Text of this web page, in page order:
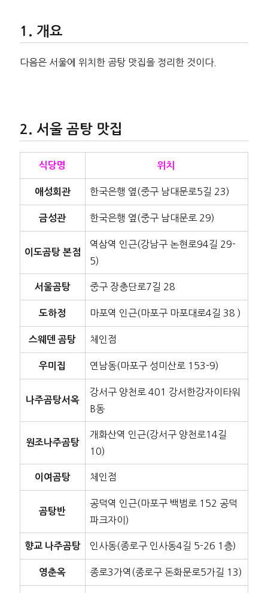
개요
다음은 서울에 위치한 곰탕 맛집을 정리한 것이다.
서울 곰탕 맛집
식당명 위치
애성회관 한국은행 옆(중구 남대문로5길 23)
금성관 한국은행 옆(중구 남대문로 29)
이도곰탕 본점
역삼역 인근(강남구 논현로94길 29-
5)
서울곰탕 중구 장충단로7길 28
도하정 마포역 인근(마포구 마포대로4길 38 )
스웨덴 곰탕 체인점
우미집 연남동(마포구 성미산로 153-9)
나주곰탕서옥
강서구 양천로 401 강서한강자이타워
B동
원조나주곰탕
개화산역 인근(강서구 양천로14길
10)
이여곰탕 체인점
곰탕반
공덕역 인근(마포구 백범로 152 공덕
파크자이)
향교 나주곰탕 인사동(종로구 인사동4길 5-26 1층)
영춘옥 종로3가역(종로구 돈화문로5가길 13)